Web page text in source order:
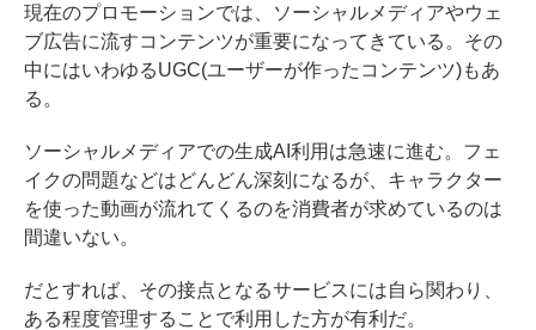
現在のプロモーションでは、ソーシャルメディアやウェ
ブ広告に流すコンテンツが重要になってきている。その
中にはいわゆるUGC(ユーザーが作ったコンテンツ)もあ
る。
ソーシャルメディアでの生成AI利用は急速に進む。フェ
イクの問題などはどんどん深刻になるが、キャラクター
を使った動画が流れてくるのを消費者が求めているのは
間違いない。
だとすれば、その接点となるサービスには自ら関わり、
ある程度管理することで利用した方が有利だ。